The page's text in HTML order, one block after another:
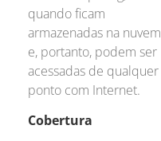
quando ficam
armazenadas na nuvem
e, portanto, podem ser
acessadas de qualquer
ponto com Internet.
Cobertura